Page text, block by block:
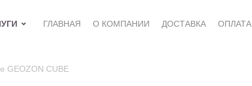
ГЛАВНАЯ О КОМПАНИИ ДОСТАВКА ОПЛАТА
GEOZON CUBE